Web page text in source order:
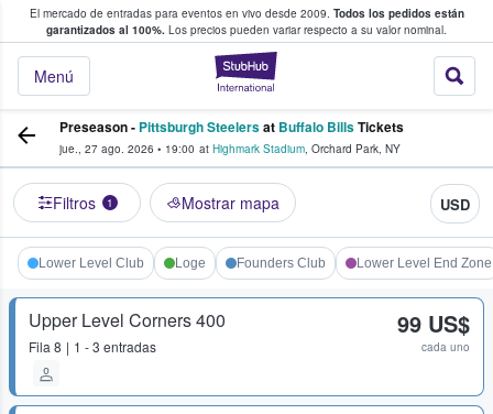
El mercado de entradas para eventos en vivo desde 2009. Todos los pedidos están
garantizados al 100%. Los precios pueden variar respecto a su valor nominal.
StubHub:
Menú
y venta de entradas entre fans
Preseason - Pittsburgh Steelersat Buffalo BillsTickets
jue., 27 ago. 2026 • 19:00 at Highmark Stadium, Orchard Park, NY
Filtros 1 Mostrar mapa USD
Lower Level Club Loge Founders Club Lower Level End Zone
Upper Level Corners 400
Fila 8 1 - 3 entradas
99 US$
cada uno